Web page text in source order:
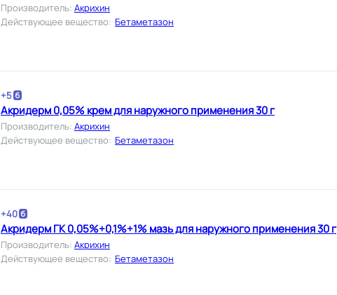
Производитель: Акрихин
Действующее вещество: Бетаметазон
+5
Акридерм 0,05% крем для наружного применения 30 г
Производитель: Акрихин
Действующее вещество: Бетаметазон
+40
Акридерм ГК 0,05%+0,1%+1% мазь для наружного применения 30 г
Производитель: Акрихин
Действующее вещество: Бетаметазон